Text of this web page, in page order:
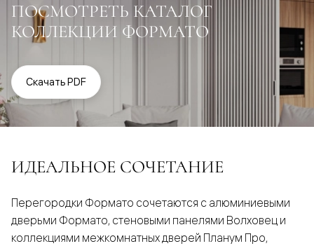
ПОСМОТРЕТЬ КАТАЛОГ
КОЛЛЕКЦИИ ФОРМАТО
Скачать PDF
ИДЕАЛЬНОЕ СОЧЕТАНИЕ
Перегородки Формато сочетаются с алюминиевыми
дверьми Формато, стеновыми панелями Волховец и
коллекциями межкомнатных дверей Планум Про,